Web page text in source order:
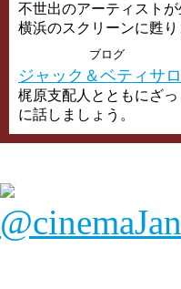
不世出のアーティストが
横浜のスクリーンに甦り
ブログ
ジャック＆ベティサ
梶原支配人とともにざ
に話しましょう。